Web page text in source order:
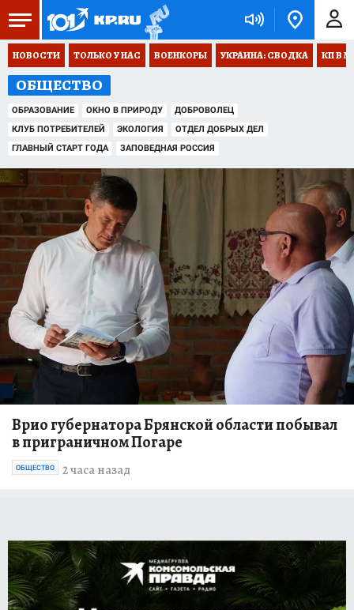
НОВОСТИ ТОЛЬКО У НАС ВОЕНКОРЫ УКРАИНА: СВОДКА КП В
ОБЩЕСТВО
ОБРАЗОВАНИЕ ОКНО В ПРИРОДУ
ДОБРОВОЛЕЦ
КЛУБ ПОТРЕБИТЕЛЕЙ
ЭКОЛОГИЯ
ОТДЕЛ ДОБРЫХ ДЕЛ
ГЛАВНЫЙ СТАРТ ГОДА
ЗАПОВЕДНАЯ РОССИЯ
Врио губернатора Брянской области побывал
в приграничном Погаре
2 часа назад
ОБЩЕСТВО